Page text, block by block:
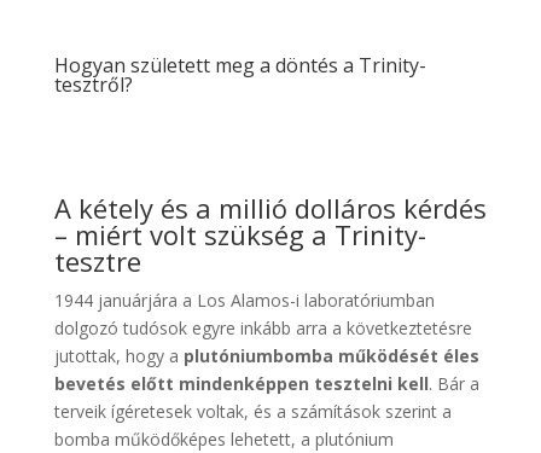
Hogyan született meg a döntés a Trinity-
tesztről?
A kétely és a millió dolláros kérdés
– miért volt szükség a Trinity-
tesztre
1944 januárjára a Los Alamos-i laboratóriumban
dolgozó tudósok egyre inkább arra a következtetésre
jutottak, hogy a plutóniumbomba működését éles
bevetés előtt mindenképpen tesztelni kell. Bár a
terveik ígéretesek voltak, és a számítások szerint a
bomba működőképes lehetett, a plutónium